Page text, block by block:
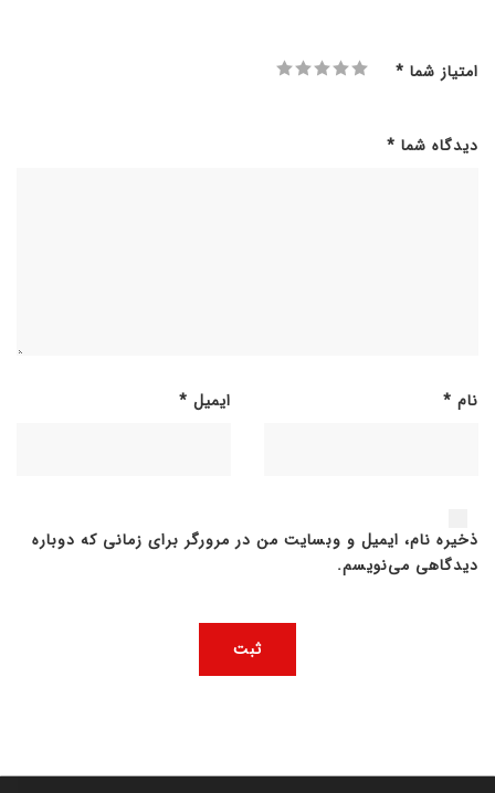
امتیاز شما *
دیدگاه شما *
نام * ایمیل *
ذخیره نام، ایمیل و وبسایت من در مرورگر برای زمانی که دوباره
دیدگاهی می‌نویسم.